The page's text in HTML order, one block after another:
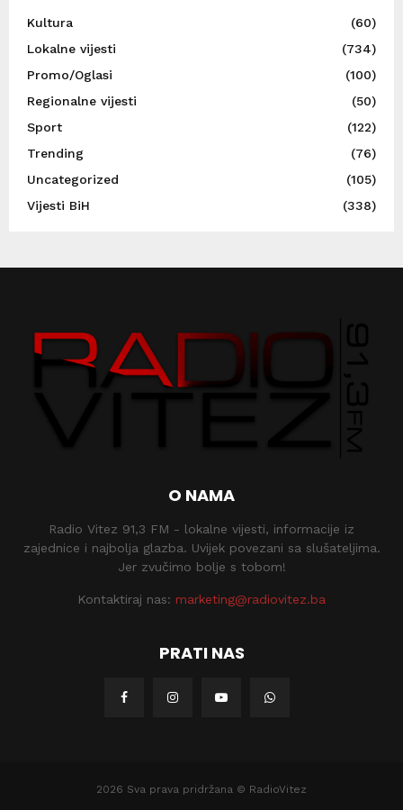
Kultura
(60)
Lokalne vijesti
(734)
Promo/Oglasi
(100)
Regionalne vijesti
(50)
Sport
(122)
Trending
(76)
Uncategorized
(105)
Vijesti BiH
(338)
O NAMA
Radio Vitez 91,3 FM - lokalne vijesti, informacije iz
zajednice i najbolja glazba. Uvijek povezani sa slušateljima.
Jer zvučimo bolje s tobom!
Kontaktiraj nas: marketing@radiovitez.ba
PRATI NAS
2026 Sva prava pridržana © RadioVitez